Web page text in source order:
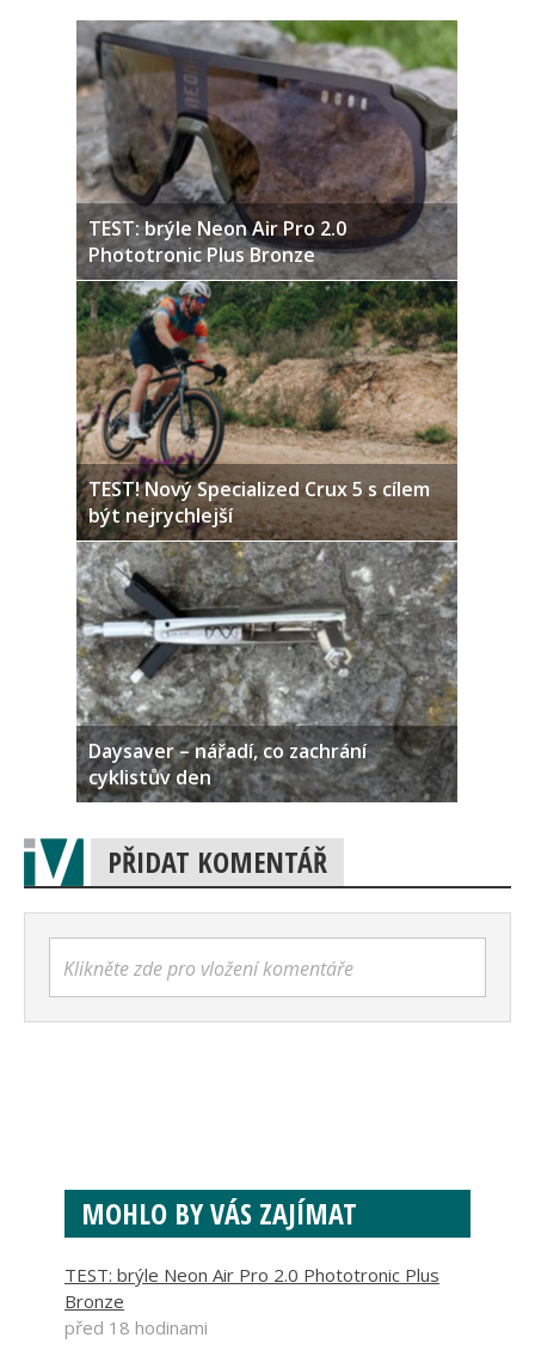
TEST: brýle Neon Air Pro 2.0
Phototronic Plus Bronze
TEST! Nový Specialized Crux 5 s cílem
být nejrychlejší
Daysaver – nářadí, co zachrání
cyklistův den
PŘIDAT KOMENTÁŘ
Klikněte zde pro vložení komentáře
MOHLO BY VÁS ZAJÍMAT
TEST: brýle Neon Air Pro 2.0 Phototronic Plus
Bronze
před 18 hodinami